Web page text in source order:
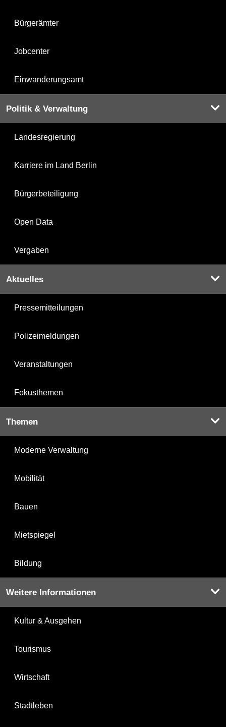
Bürgerämter
Jobcenter
Einwanderungsamt
Politik & Verwaltung
Landesregierung
Karriere im Land Berlin
Bürgerbeteiligung
Open Data
Vergaben
Aktuelles
Pressemitteilungen
Polizeimeldungen
Veranstaltungen
Fokusthemen
Themen
Moderne Verwaltung
Mobilität
Bauen
Mietspiegel
Bildung
Weitere Informationen
Kultur & Ausgehen
Tourismus
Wirtschaft
Stadtleben